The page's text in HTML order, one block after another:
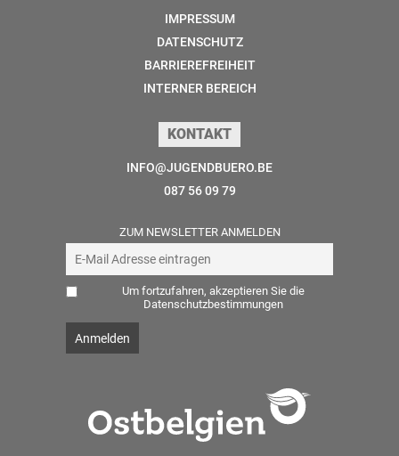
IMPRESSUM
DATENSCHUTZ
BARRIEREFREIHEIT
INTERNER BEREICH
KONTAKT
INFO@JUGENDBUERO.BE
087 56 09 79
ZUM NEWSLETTER ANMELDEN
Um fortzufahren, akzeptieren Sie die
Datenschutzbestimmungen